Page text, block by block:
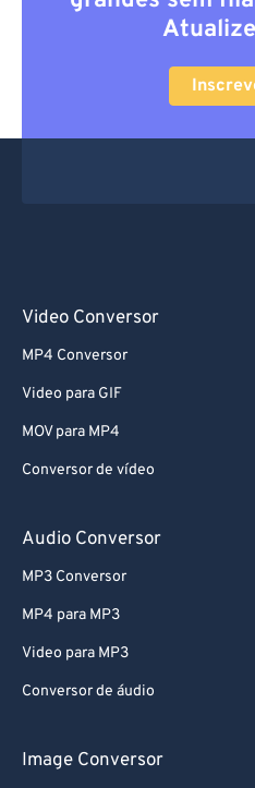
Video Conversor
MP4 Conversor
Video para GIF
MOV para MP4
Conversor de vídeo
Audio Conversor
MP3 Conversor
MP4 para MP3
Video para MP3
Conversor de áudio
Image Conversor